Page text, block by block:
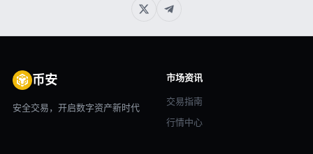
币安
安全交易，开启数字资产新时代
市场资讯
交易指南
行情中心